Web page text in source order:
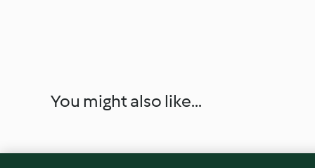
You might also like...